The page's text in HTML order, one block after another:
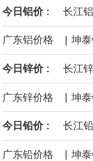
供支撑，同
景的线索。
令市场通胀
元上方的盘
今日铝价 : 长江
广东铝价格 | 坤
今日锌价 : 长江
广东锌价格 | 坤
今日铅价 : 长江
广东铅价格 坤